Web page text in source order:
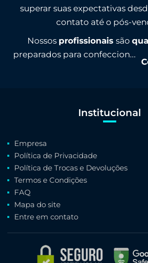
superar suas expectativas
contato até o pós-
Nossos profissionais são
preparados para confeccion...
Institucional
Empresa
Política de Privacidade
Política de Trocas e Devoluções
Termos e Condições
FAQ
Mapa do site
Entre em contato